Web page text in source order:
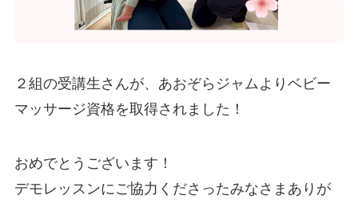
２組の受講生さんが、あおぞらジャムよりベビー
マッサージ資格を取得されました！
おめでとうございます！
デモレッスンにご協力くださったみなさまありが